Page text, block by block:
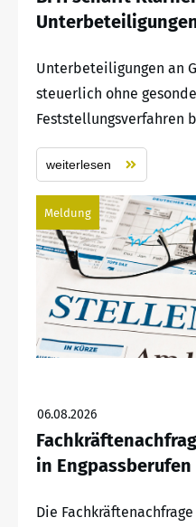
Unterbeteiligungen an
steuerlich ohne
Feststellungsverfahren
weiterlesen
Meldung
06.08.2026
in Engpassberufen
Die